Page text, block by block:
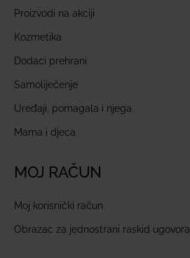
Proizvodi na akciji
Kozmetika
Dodaci prehrani
Samoliječenje
Uređaji, pomagala i njega
Mama i djeca
MOJ RAČUN
Moj korisnički račun
Obrazac za jednostrani raskid ugovora